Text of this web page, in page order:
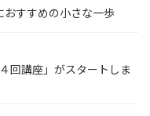
すすめの小さな一歩
回講座」がスタートしま